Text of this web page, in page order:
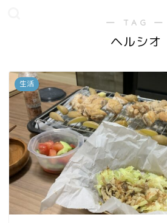
― TAG ―
ヘルシオ
生活